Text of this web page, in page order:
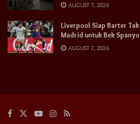
AUGUST 7, 2026
Liverpool Siap Barter
Madrid untuk Bek
AUGUST 7, 2026